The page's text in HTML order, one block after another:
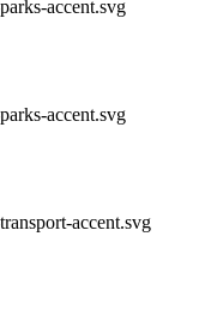
accent.svg
accent.svg
accent.svg